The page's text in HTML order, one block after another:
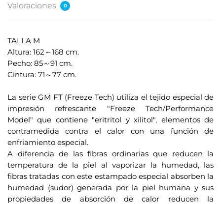
c
ó
n
d
e
r
o
e
l
e
c
Valoraciones 0
TALLA M
Altura: 162～168 cm.
Pecho: 85～91 cm.
Cintura: 71～77 cm.
La serie GM FT (Freeze Tech) utiliza el tejido especial de
impresión refrescante "Freeze Tech/Performance
Model" que contiene "eritritol y xilitol", elementos de
contramedida contra el calor con una función de
enfriamiento especial.
A diferencia de las fibras ordinarias que reducen la
temperatura de la piel al vaporizar la humedad, las
fibras tratadas con este estampado especial absorben la
humedad (sudor) generada por la piel humana y sus
propiedades de absorción de calor reducen la